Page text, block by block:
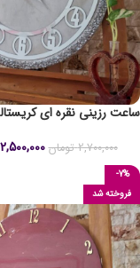
ساعت رزینی نقره ای
2,700,000 تومان 2,500,000
-7%
فروخته شد